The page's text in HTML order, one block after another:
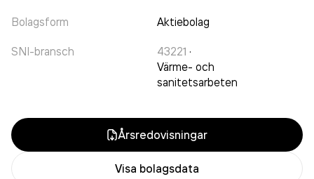
Bolagsform Aktiebolag
SNI-bransch 43221 ·
Värme- och
sanitetsarbeten
Årsredovisningar
Visa bolagsdata